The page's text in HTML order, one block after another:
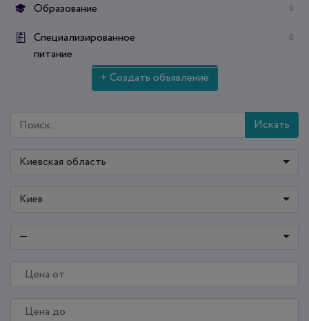
Образование 0
Специализированное
питание
0
+ Создать объявление
Искать
Киевская область
Киев
—